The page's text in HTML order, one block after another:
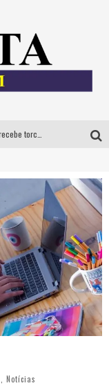
Espetáculo “Allan Kardec – Um Olhar para a Eternidade” desembarca em BH na próxima semana
, Notícias